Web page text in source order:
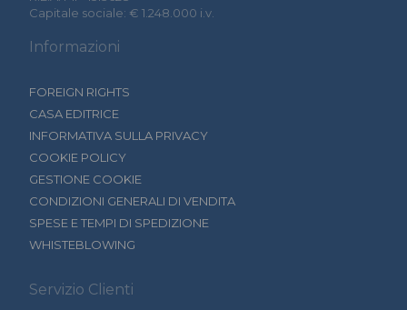
Capitale sociale: € 1.248.000 i.v.
Informazioni
FOREIGN RIGHTS
CASA EDITRICE
INFORMATIVA SULLA PRIVACY
COOKIE POLICY
GESTIONE COOKIE
CONDIZIONI GENERALI DI VENDITA
SPESE E TEMPI DI SPEDIZIONE
WHISTEBLOWING
Servizio Clienti